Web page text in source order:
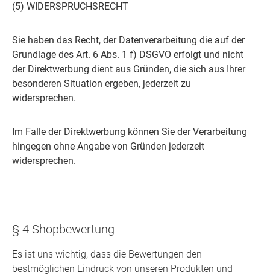
(5) WIDERSPRUCHSRECHT
Sie haben das Recht, der Datenverarbeitung die auf der
Grundlage des Art. 6 Abs. 1 f) DSGVO erfolgt und nicht
der Direktwerbung dient aus Gründen, die sich aus Ihrer
besonderen Situation ergeben, jederzeit zu
widersprechen.
Im Falle der Direktwerbung können Sie der Verarbeitung
hingegen ohne Angabe von Gründen jederzeit
widersprechen.
§ 4 Shopbewertung
Es ist uns wichtig, dass die Bewertungen den
bestmöglichen Eindruck von unseren Produkten und